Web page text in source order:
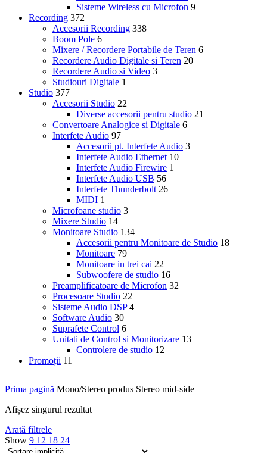
Sisteme Wireless cu Microfon 9
Recording 372
Accesorii Recording 338
Boom Pole 6
Mixere / Recordere Portabile de Teren 6
Recordere Audio Digitale si Teren 20
Recordere Audio si Video 3
Studiouri Digitale 1
Studio 377
Accesorii Studio 22
Diverse accesorii pentru studio 21
Convertoare Analogice si Digitale 6
Interfete Audio 97
Accesorii pt. Interfete Audio 3
Interfete Audio Ethernet 10
Interfete Audio Firewire 1
Interfete Audio USB 56
Interfete Thunderbolt 26
MIDI 1
Microfoane studio 3
Mixere Studio 14
Monitoare Studio 134
Accesorii pentru Monitoare de Studio 18
Monitoare 79
Monitoare in trei cai 22
Subwoofere de studio 16
Preamplificatoare de Microfon 32
Procesoare Studio 22
Sisteme Audio DSP 4
Software Audio 30
Suprafete Control 6
Unitati de Control si Monitorizare 13
Controlere de studio 12
Promoții 11
Prima pagină Mono/Stereo produs Stereo mid-side
Afișez singurul rezultat
Arată filtrele
Show 9 12 18 24